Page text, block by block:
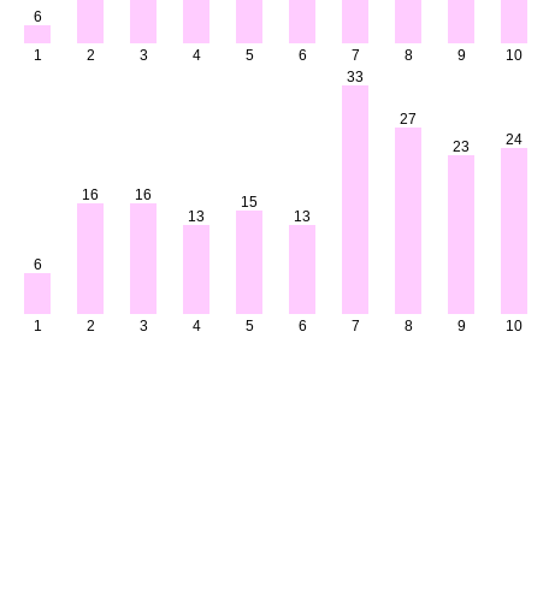
6
1 2 3 4 5 6 7 8 9 10
6
1
16
2
16
3
13
4
15
5
13
6
33
7
27
8
23
9
24
10